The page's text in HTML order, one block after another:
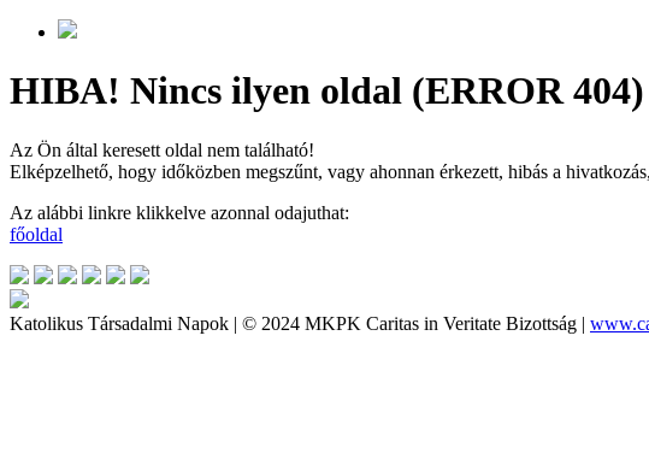
HIBA! Nincs ilyen oldal (ERROR 404)
Az Ön által keresett oldal nem található!
Elképzelhető, hogy időközben megszűnt, vagy ahonnan érkezett, hibás a
Az alábbi linkre klikkelve azonnal odajuthat:
főoldal
Katolikus Társadalmi Napok | © 2024 MKPK Caritas in Veritate Bizottság |